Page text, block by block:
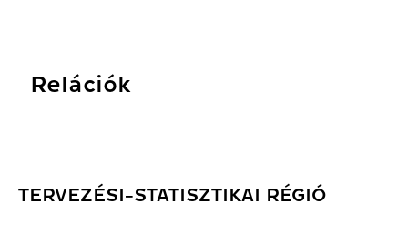
Relációk
TERVEZÉSI-STATISZTIKAI RÉGIÓ